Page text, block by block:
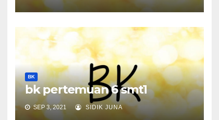
BK
bk pertemuan 6 smt1
SEP 3, 2021 SIDIK JUNA